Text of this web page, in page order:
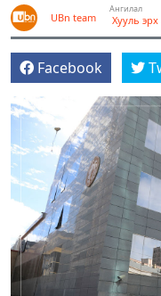
UBn team
Ангилал
Хууль эрх
Facebook